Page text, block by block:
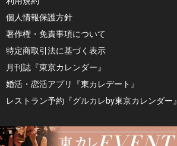
個人情報保護方針
著作権・免責事項について
特定商取引法に基づく表示
月刊誌『東京カレンダー』
婚活・恋活アプリ『東カレデート』
レストラン予約『グルカレby東京カレンダー』